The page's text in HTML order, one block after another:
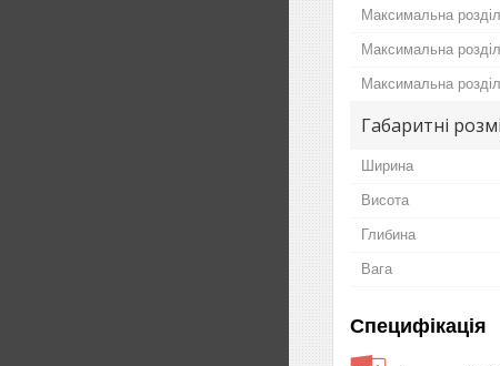
Максимальна
Максимальна
Максимальна
Габаритні
Ширина
Висота
Глибина
Вага
Специфікація